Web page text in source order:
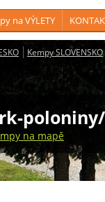
na VÝLETY
Kempy SLOVENSKO
na mapě